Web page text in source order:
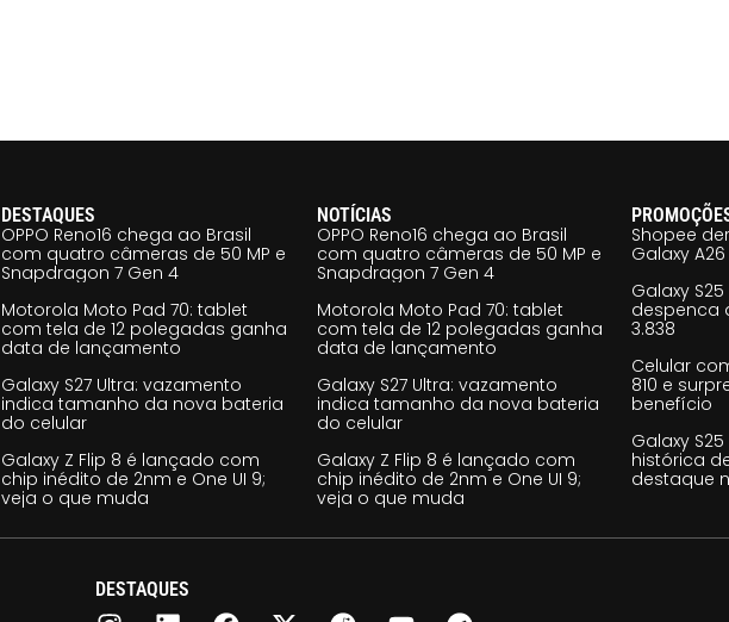
DESTAQUES
OPPO Reno16 chega ao Brasil
com quatro câmeras de 50 MP e
Snapdragon 7 Gen 4
Motorola Moto Pad 70: tablet
com tela de 12 polegadas ganha
data de lançamento
Galaxy S27 Ultra: vazamento
indica tamanho da nova bateria
do celular
Galaxy Z Flip 8 é lançado com
chip inédito de 2nm e One UI 9;
veja o que muda
NOTÍCIAS
OPPO Reno16 chega ao Brasil
com quatro câmeras de 50 MP e
Snapdragon 7 Gen 4
Motorola Moto Pad 70: tablet
com tela de 12 polegadas ganha
data de lançamento
Galaxy S27 Ultra: vazamento
indica tamanho da nova bateria
do celular
Galaxy Z Flip 8 é lançado com
chip inédito de 2nm e One UI 9;
veja o que muda
Shopee
Galaxy
Galaxy
despenca
3.838
Celular
810 e
benefício
Galaxy
histórica
destaque
DESTAQUES